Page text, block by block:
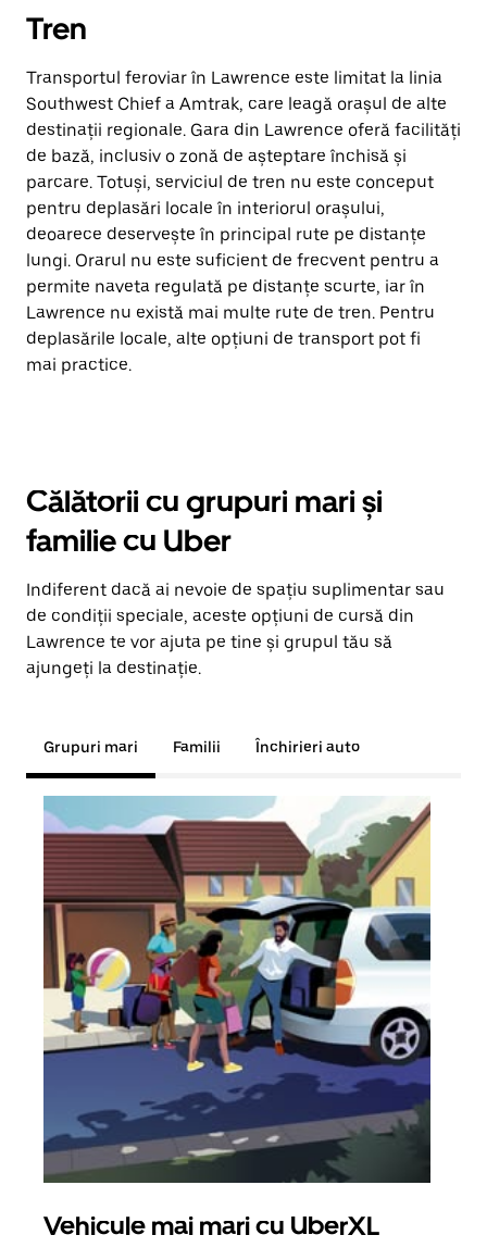
Tren
Transportul feroviar în Lawrence este limitat la linia
Southwest Chief a Amtrak, care leagă orașul de alte
destinații regionale. Gara din Lawrence oferă facilități
de bază, inclusiv o zonă de așteptare închisă și
parcare. Totuși, serviciul de tren nu este conceput
pentru deplasări locale în interiorul orașului,
deoarece deservește în principal rute pe distanțe
lungi. Orarul nu este suficient de frecvent pentru a
permite naveta regulată pe distanțe scurte, iar în
Lawrence nu există mai multe rute de tren. Pentru
deplasările locale, alte opțiuni de transport pot fi
mai practice.
Călătorii cu grupuri mari și
familie cu Uber
Indiferent dacă ai nevoie de spațiu suplimentar sau
de condiții speciale, aceste opțiuni de cursă din
Lawrence te vor ajuta pe tine și grupul tău să
ajungeți la destinație.
Grupuri mari Familii Închirieri auto
Vehicule mai mari cu UberXL